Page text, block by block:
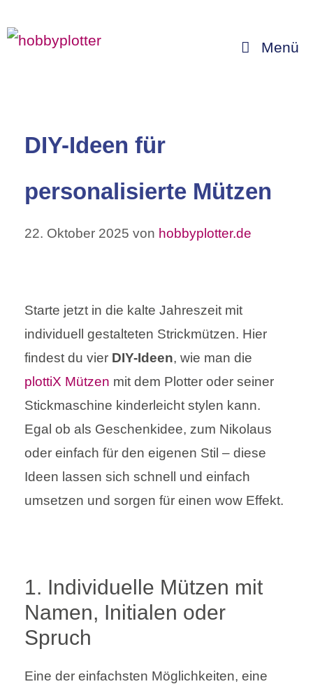
Inhalt
Menü
DIY-Ideen für
personalisierte Mützen
22. Oktober 2025 von hobbyplotter.de
Starte jetzt in die kalte Jahreszeit mit
individuell gestalteten Strickmützen. Hier
findest du vier DIY-Ideen, wie man die
plottiX Mützen mit dem Plotter oder seiner
Stickmaschine kinderleicht stylen kann.
Egal ob als Geschenkidee, zum Nikolaus
oder einfach für den eigenen Stil – diese
Ideen lassen sich schnell und einfach
umsetzen und sorgen für einen wow Effekt.
1. Individuelle Mützen mit
Namen, Initialen oder
Spruch
Eine der einfachsten Möglichkeiten, eine